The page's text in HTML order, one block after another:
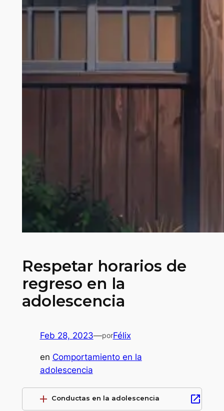
Respetar horarios de
regreso en la
adolescencia
Feb 28, 2023—porFélix
en Comportamiento en la
adolescencia
open_in_new
add Conductas en la adolescencia